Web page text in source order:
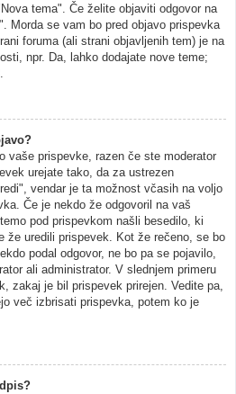
tema". Če želite objaviti odgovor na
Morda se vam bo pred objavo prispevka
foruma (ali strani objavljenih tem) je na
npr. Da, lahko dodajate nove teme;
vaše prispevke, razen če ste moderator
urejate tako, da za ustrezen
vendar je ta možnost včasih na voljo
Če je nekdo že odgovoril na vaš
pod prispevkom našli besedilo, ki
že uredili prispevek. Kot že rečeno, se bo
podal odgovor, ne bo pa se pojavilo,
ali administrator. V slednjem primeru
zakaj je bil prispevek prirejen. Vedite pa,
več izbrisati prispevka, potem ko je